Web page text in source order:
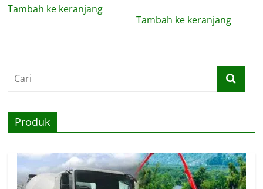
Tambah ke keranjang
Tambah ke keranjang
Produk